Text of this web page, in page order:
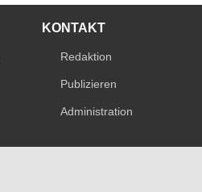
KONTAKT
Redaktion
Publizieren
Administration